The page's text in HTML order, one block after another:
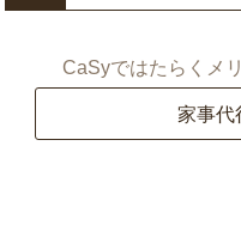
CaSyではたらくメ
家事代